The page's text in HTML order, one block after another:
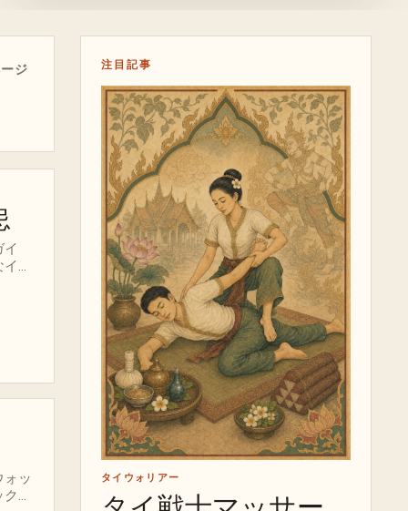
ジ
ン
ッ
、
注目記事
タイウォリアー